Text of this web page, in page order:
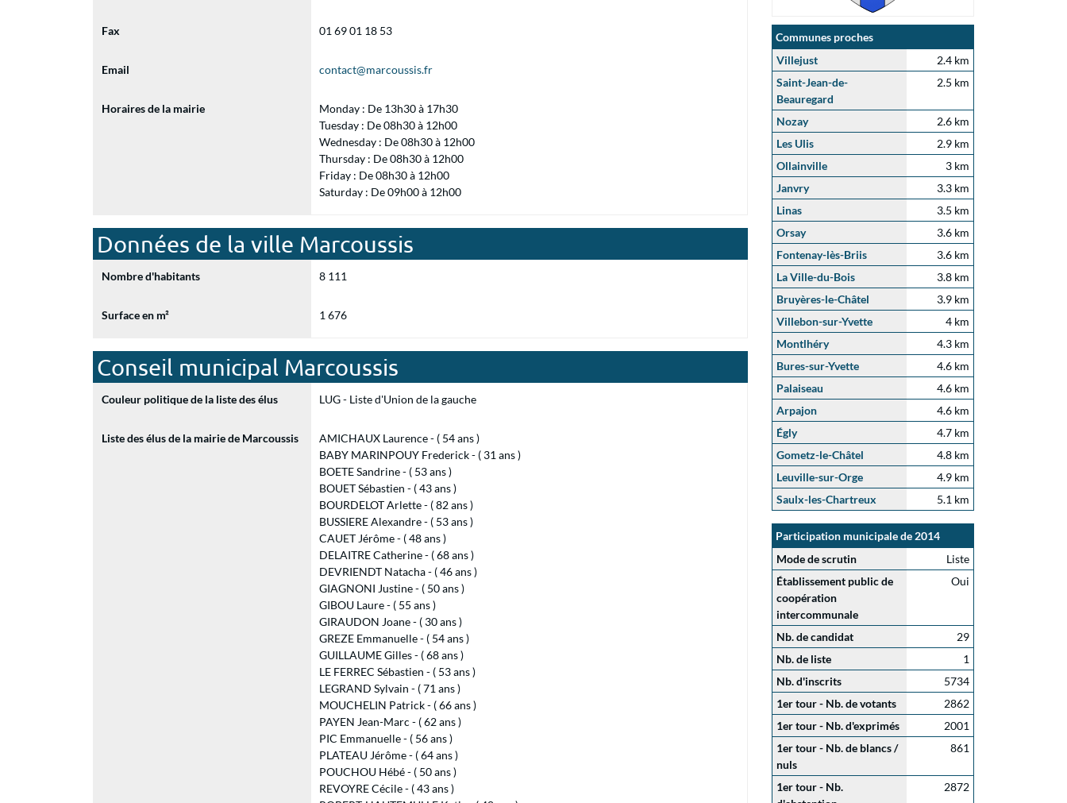
Fax 01 69 01 18 53
Email contact@marcoussis.fr
Horaires de la mairie
Monday : De 13h30 à 17h30
Tuesday : De 08h30 à 12h00
Wednesday : De 08h30 à 12h00
Thursday : De 08h30 à 12h00
Friday : De 08h30 à 12h00
Saturday : De 09h00 à 12h00
Données de la ville Marcoussis
Nombre d'habitants 8 111
Surface en m² 1 676
Conseil municipal Marcoussis
Couleur politique de la liste des élus LUG - Liste d'Union de la gauche
Liste des élus de la mairie de Marcoussis
AMICHAUX Laurence - ( 54 ans )
BABY MARINPOUY Frederick - ( 31 ans )
BOETE Sandrine - ( 53 ans )
BOUET Sébastien - ( 43 ans )
BOURDELOT Arlette - ( 82 ans )
BUSSIERE Alexandre - ( 53 ans )
CAUET Jérôme - ( 48 ans )
DELAITRE Catherine - ( 68 ans )
DEVRIENDT Natacha - ( 46 ans )
GIAGNONI Justine - ( 50 ans )
GIBOU Laure - ( 55 ans )
GIRAUDON Joane - ( 30 ans )
GREZE Emmanuelle - ( 54 ans )
GUILLAUME Gilles - ( 68 ans )
LE FERREC Sébastien - ( 53 ans )
LEGRAND Sylvain - ( 71 ans )
MOUCHELIN Patrick - ( 66 ans )
PAYEN Jean-Marc - ( 62 ans )
PIC Emmanuelle - ( 56 ans )
PLATEAU Jérôme - ( 64 ans )
POUCHOU Hébé - ( 50 ans )
REVOYRE Cécile - ( 43 ans )
Communes proches
Villejust
2.4 km
Saint-Jean-de-
Beauregard
2.5 km
Nozay
2.6 km
Les Ulis
2.9 km
Ollainville
3 km
Janvry
3.3 km
Linas
3.5 km
Orsay
3.6 km
Fontenay-lès-Briis
3.6 km
La Ville-du-Bois
3.8 km
Bruyères-le-Châtel
3.9 km
Villebon-sur-Yvette
4 km
Montlhéry
4.3 km
Bures-sur-Yvette
4.6 km
Palaiseau
4.6 km
Arpajon
4.6 km
Égly
4.7 km
Gometz-le-Châtel
4.8 km
Leuville-sur-Orge
4.9 km
Saulx-les-Chartreux
5.1 km
Participation municipale de 2014
Mode de scrutin
Liste
Établissement public de
coopération
intercommunale
Oui
Nb. de candidat
29
Nb. de liste
1
Nb. d'inscrits
5734
1er tour - Nb. de votants
2862
1er tour - Nb. d'exprimés
2001
1er tour - Nb. de blancs /
nuls
861
1er tour - Nb.
2872